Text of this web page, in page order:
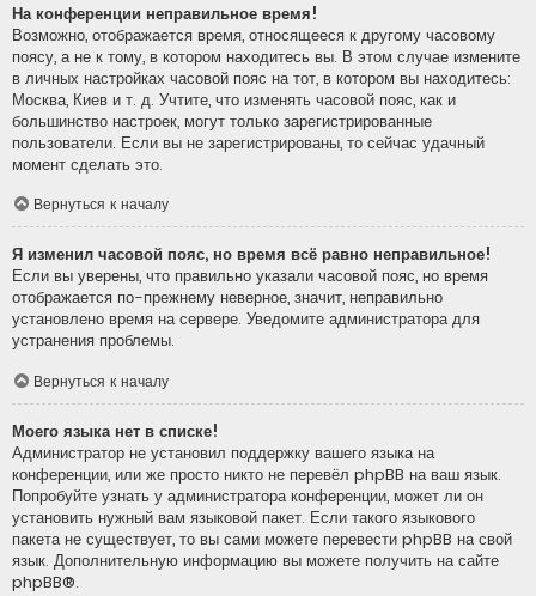
На конференции неправильное время!
Возможно, отображается время, относящееся к другому часовому
поясу, а не к тому, в котором находитесь вы. В этом случае измените
в личных настройках часовой пояс на тот, в котором вы находитесь:
Москва, Киев и т. д. Учтите, что изменять часовой пояс, как и
большинство настроек, могут только зарегистрированные
пользователи. Если вы не зарегистрированы, то сейчас удачный
момент сделать это.
Вернуться к началу
Я изменил часовой пояс, но время всё равно неправильное!
Если вы уверены, что правильно указали часовой пояс, но время
отображается по-прежнему неверное, значит, неправильно
установлено время на сервере. Уведомите администратора для
устранения проблемы.
Вернуться к началу
Моего языка нет в списке!
Администратор не установил поддержку вашего языка на
конференции, или же просто никто не перевёл phpBB на ваш язык.
Попробуйте узнать у администратора конференции, может ли он
установить нужный вам языковой пакет. Если такого языкового
пакета не существует, то вы сами можете перевести phpBB на свой
язык. Дополнительную информацию вы можете получить на сайте
phpBB®.